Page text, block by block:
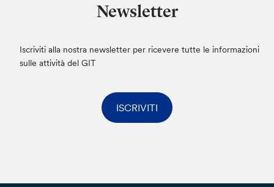
Newsletter
Iscriviti alla nostra newsletter per ricevere tutte le informazioni
sulle attività del GIT
ISCRIVITI